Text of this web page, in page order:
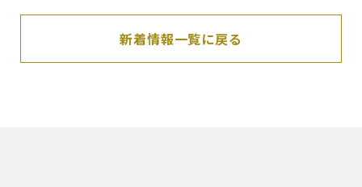
新着情報一覧に戻る